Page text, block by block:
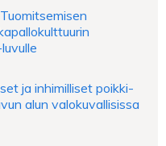
ja inhimilliset poikki-
alun valokuvallisissa